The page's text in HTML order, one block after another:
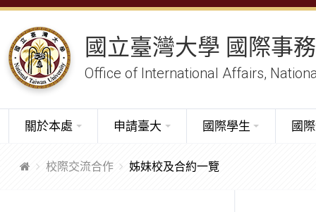
國立臺灣大學 國際事
Office of International Affairs,
關於本處 申請臺大 國際學生 國
校際交流合作 姊妹校及合約一覽